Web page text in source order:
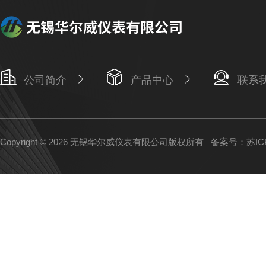
公司简介 产品中心 联系
Copyright © 2026 无锡华尔威仪表有限公司版权所有 备案号：苏